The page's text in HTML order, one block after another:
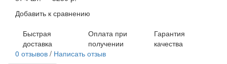
Добавить к сравнению
Быстрая
доставка
Оплата при
получении
Гарантия
качества
0 отзывов / Написать отзыв